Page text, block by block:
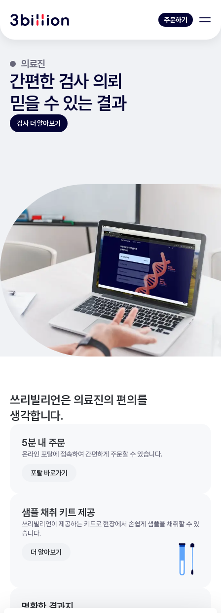
주문하기
의료진
간편한 검사 의뢰
믿을 수 있는 결과
검사 더 알아보기
쓰리빌리언은 의료진의 편의를
생각합니다.
5분 내 주문
온라인 포탈에 접속하여 간편하게 주문할 수 있습니다.
포탈 바로가기
샘플 채취 키트 제공
쓰리빌리언이 제공하는 키트로 현장에서 손쉽게 샘플을 채취할 수 있
습니다.
더 알아보기
명확한 결과지